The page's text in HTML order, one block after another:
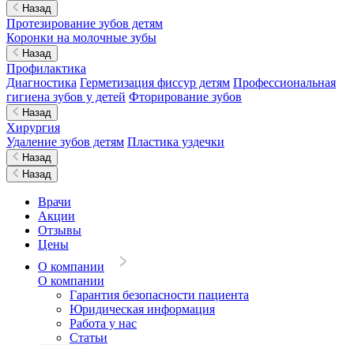
Назад
Протезирование зубов детям
Коронки на молочные зубы
Назад
Профилактика
Диагностика Герметизация фиссур детям Профессиональная
гигиена зубов у детей Фторирование зубов
Назад
Хирургия
Удаление зубов детям Пластика уздечки
Назад
Назад
Врачи
Акции
Отзывы
Цены
О компании
О компании
Гарантия безопасности пациента
Юридическая информация
Работа у нас
Статьи